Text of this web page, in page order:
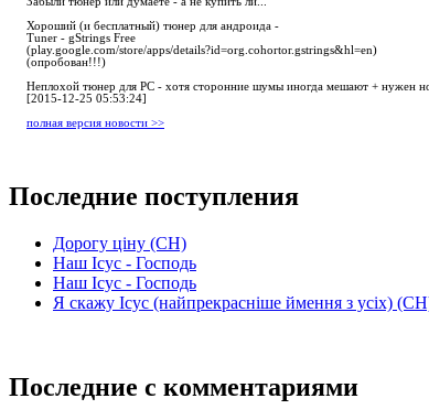
Хороший (и бесплатный) тюнер для андроида -
Tuner - gStrings Free
(play.google.com/store/apps/details?id=org.cohortor.gstrings&hl=en)
(опробован!!!)
Неплохой тюнер для РС - хотя сторонние шумы иногда мешают + нужен
[2015-12-25 05:53:24]
полная версия новости >>
Последние поступления
Дорогу ціну (СН)
Наш Ісус - Господь
Наш Ісус - Господь
Я скажу Ісус (найпрекрасніше ймення з усіх)
Последние с комментариями